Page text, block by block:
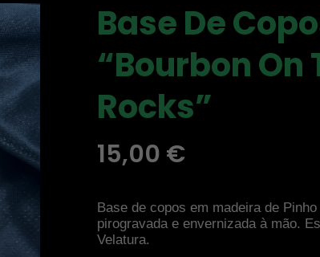
Base De
“Bourbon On
Rocks”
15,00 €
Base de copos em madeira de
pirogravada e envernizada à mão.
Velatura.